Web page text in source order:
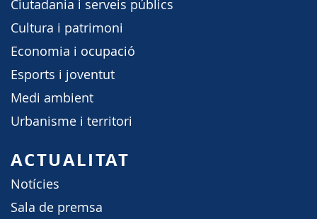
Ciutadania i serveis públics
Cultura i patrimoni
Economia i ocupació
Esports i joventut
Medi ambient
Urbanisme i territori
ACTUALITAT
Notícies
Sala de premsa